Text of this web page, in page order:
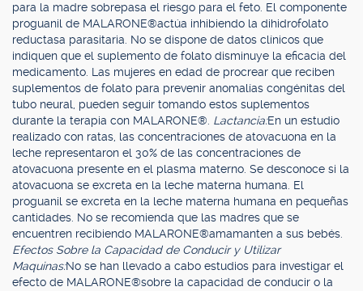
para la madre sobrepasa el riesgo para el feto. El componente
proguanil de MALARONE®actúa inhibiendo la dihidrofolato
reductasa parasitaria. No se dispone de datos clínicos que
indiquen que el suplemento de folato disminuye la eficacia del
medicamento. Las mujeres en edad de procrear que reciben
suplementos de folato para prevenir anomalías congénitas del
tubo neural, pueden seguir tomando estos suplementos
durante la terapia con MALARONE®. Lactancia:En un estudio
realizado con ratas, las concentraciones de atovacuona en la
leche representaron el 30% de las concentraciones de
atovacuona presente en el plasma materno. Se desconoce si la
atovacuona se excreta en la leche materna humana. El
proguanil se excreta en la leche materna humana en pequeñas
cantidades. No se recomienda que las madres que se
encuentren recibiendo MALARONE®amamanten a sus bebés.
Efectos Sobre la Capacidad de Conducir y Utilizar
Maquinas:No se han llevado a cabo estudios para investigar el
efecto de MALARONE®sobre la capacidad de conducir o la